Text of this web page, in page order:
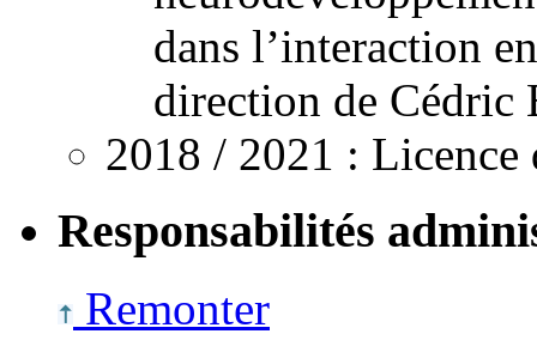
dans l’interaction
direction de
2018 / 2021 : Licence
Responsabilités
Remonter